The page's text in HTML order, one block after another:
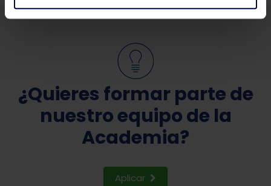
¿Quieres formar parte de
nuestro equipo de la
Academia?
Aplicar